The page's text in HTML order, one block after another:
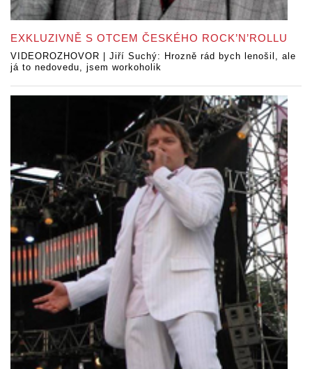
EXKLUZIVNĚ S OTCEM ČESKÉHO ROCK’N’ROLLU
VIDEOROZHOVOR | Jiří Suchý: Hrozně rád bych lenošil, ale
já to nedovedu, jsem workoholik